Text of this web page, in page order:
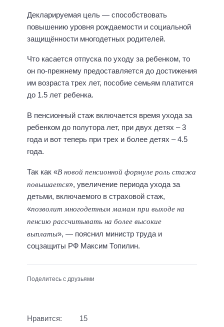
Декларируемая цель — способствовать
повышению уровня рождаемости и социальной
защищённости многодетных родителей.
Что касается отпуска по уходу за ребенком, то
он по-прежнему предоставляется до достижения
им возраста трех лет, пособие семьям платится
до 1.5 лет ребенка.
В пенсионный стаж включается время ухода за
ребенком до полутора лет, при двух детях – 3
года и вот теперь при трех и более детях – 4.5
года.
Так как «В новой пенсионной формуле роль стажа
повышается», увеличение периода ухода за
детьми, включаемого в страховой стаж,
«позволит многодетным мамам при выходе на
пенсию рассчитывать на более высокие
выплаты», — пояснил министр труда и
соцзащиты РФ Максим Топилин.
Поделитесь с друзьями
Нравится: 15